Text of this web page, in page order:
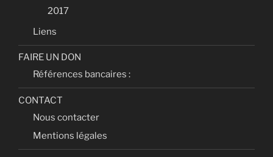
2017
Liens
FAIRE UN DON
Références bancaires :
CONTACT
Nous contacter
Mentions légales